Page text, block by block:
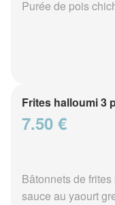
Purée de pois
Frites halloumi 3
7.50 €
Bâtonnets de
sauce au yaourt